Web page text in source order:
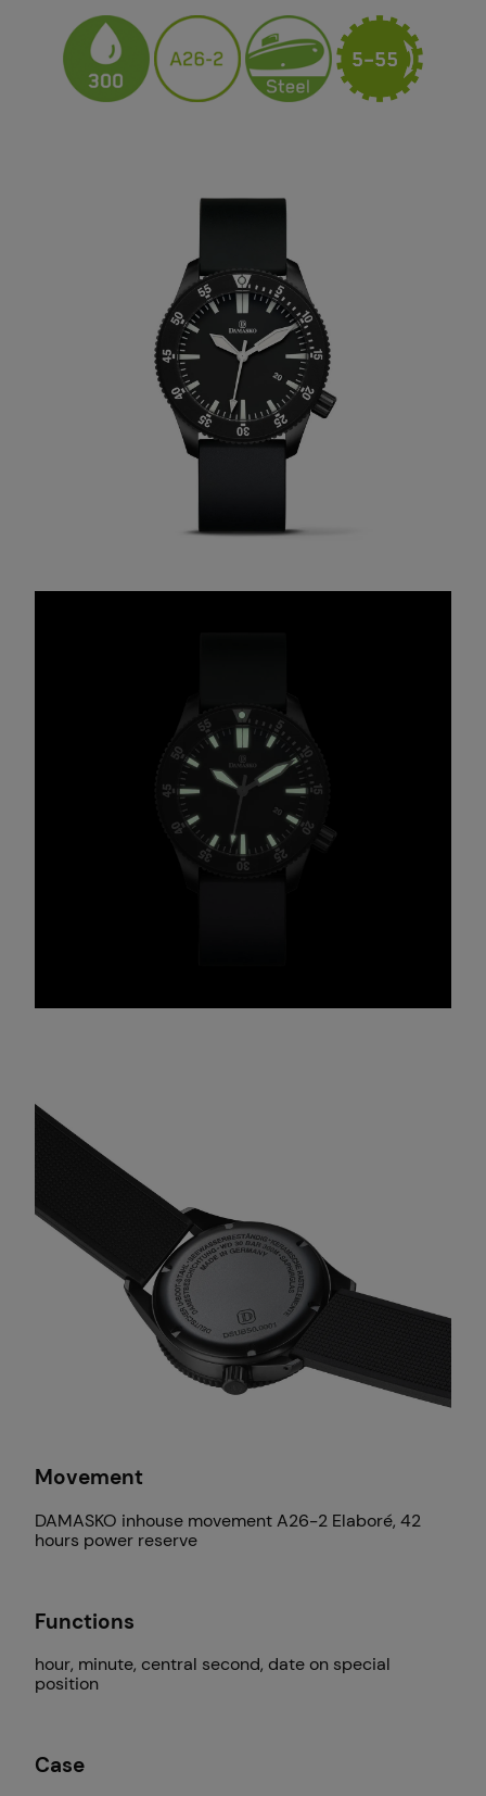
Movement
DAMASKO inhouse movement A26-2 Elaboré, 42
hours power reserve
Functions
hour, minute, central second, date on special
position
Case